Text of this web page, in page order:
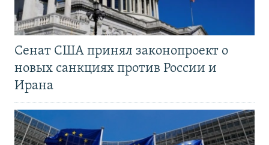
Сенат США принял законопроект о
новых санкциях против России и
Ирана